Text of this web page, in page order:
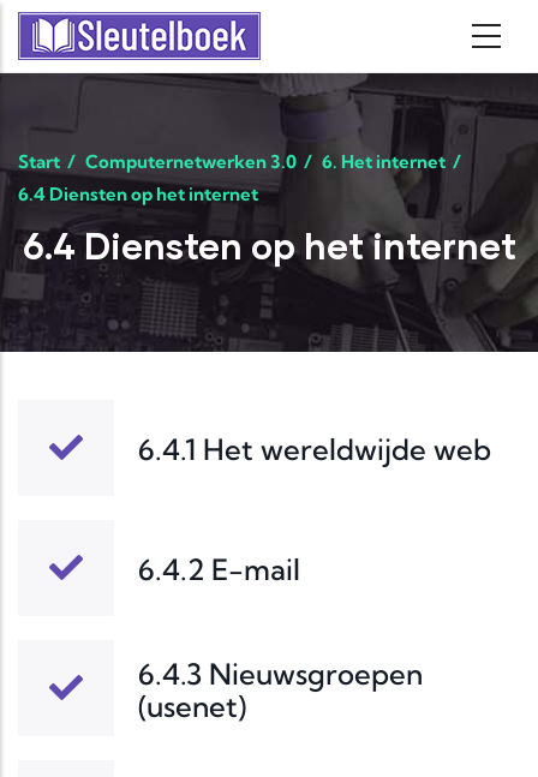
Skip to main content
Start / Computernetwerken 3.0 / 6. Het internet /
6.4 Diensten op het internet
6.4 Diensten op het internet
6.4.1 Het wereldwijde web
6.4.2 E-mail
6.4.3 Nieuwsgroepen
(usenet)